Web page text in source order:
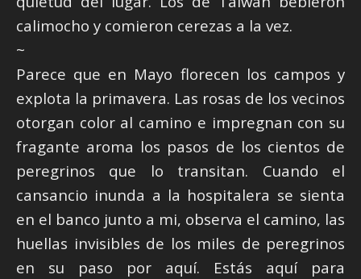
calimocho y comieron cerezas a la vez.
~
Parece que en Mayo florecen los campos y
explota la primavera. Las rosas de los vecinos
otorgan color al camino e impregnan con su
fragante aroma los pasos de los cientos de
peregrinos que lo transitan. Cuando el
cansancio inunda a la hospitalera se sienta
en el banco junto a mi, observa el camino, las
huellas invisibles de los miles de peregrinos
en su paso por aquí. Estás aquí para